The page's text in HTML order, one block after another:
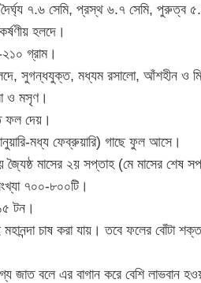
৭.৬ সেমি, প্রস্থ ৬.৭ সেমি, পুরুত্ব
হলদে।
গ্রাম।
সুগন্ধযুক্ত, মধ্যম রসালো, আঁশহীন ও
ও মসৃণ।
ফল দেয়।
মধ্য ফেব্রুয়ারি) গাছে ফুল আসে।
মাসের ২য় সপ্তাহ (মে মাসের শেষ
৭০০-৮০০টি।
টন।
মহানন্দা চাষ করা যায়। তবে ফলের বোঁটা
জাত বলে এর বাগান করে বেশি লাভবান